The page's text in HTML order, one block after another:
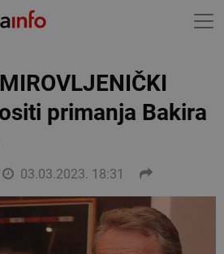
primanja Bakira
03.03.2023. 18:31